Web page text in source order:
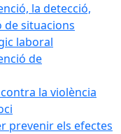
la detecció,
de situacions
laboral
de
la violència
prevenir els efectes